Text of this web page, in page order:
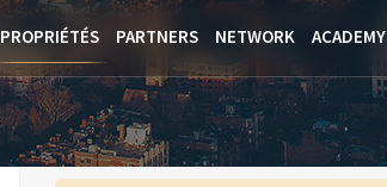
PROPRIÉTÉS PARTNERS NETWORK ACADEMY